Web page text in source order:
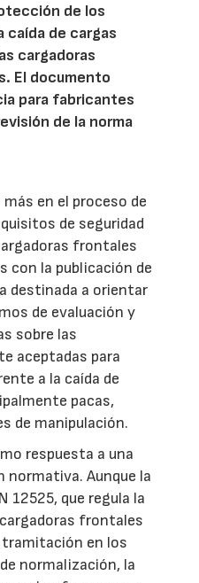
de los
caída de cargas
cargadoras
El documento
para fabricantes
de la norma
más en el proceso de
de seguridad
frontales
con la publicación de
destinada a orientar
de evaluación y
sobre las
aceptadas para
a la caída de
pacas,
de manipulación.
respuesta a una
Aunque la
12525, que regula la
frontales
en los
normalización, la